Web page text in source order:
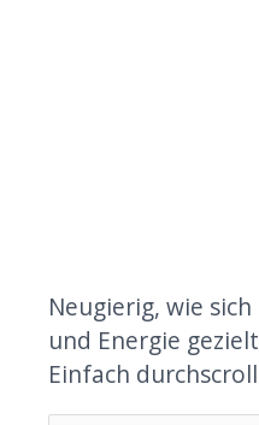
Neugierig, wie
und Energie
Einfach